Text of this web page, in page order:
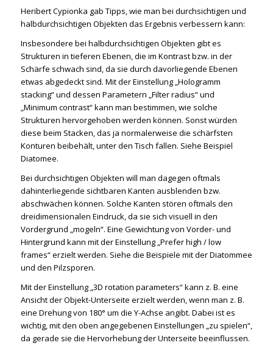
Heribert Cypionka gab Tipps, wie man bei durchsichtigen und
halbdurchsichtigen Objekten das Ergebnis verbessern kann:
Insbesondere bei halbdurchsichtigen Objekten gibt es
Strukturen in tieferen Ebenen, die im Kontrast bzw. in der
Schärfe schwach sind, da sie durch davorliegende Ebenen
etwas abgedeckt sind. Mit der Einstellung „Hologramm
stacking“ und dessen Parametern „Filter radius“ und
„Minimum contrast“ kann man bestimmen, wie solche
Strukturen hervorgehoben werden können. Sonst würden
diese beim Stacken, das ja normalerweise die schärfsten
Konturen beibehält, unter den Tisch fallen. Siehe Beispiel
Diatomee.
Bei durchsichtigen Objekten will man dagegen oftmals
dahinterliegende sichtbaren Kanten ausblenden bzw.
abschwächen können. Solche Kanten stören oftmals den
dreidimensionalen Eindruck, da sie sich visuell in den
Vordergrund „mogeln“. Eine Gewichtung von Vorder- und
Hintergrund kann mit der Einstellung „Prefer high / low
frames“ erzielt werden. Siehe die Beispiele mit der Diatommee
und den Pilzsporen.
Mit der Einstellung „3D rotation parameters“ kann z. B. eine
Ansicht der Objekt-Unterseite erzielt werden, wenn man z. B.
eine Drehung von 180° um die Y-Achse angibt. Dabei ist es
wichtig, mit den oben angegebenen Einstellungen „zu spielen“,
da gerade sie die Hervorhebung der Unterseite beeinflussen.